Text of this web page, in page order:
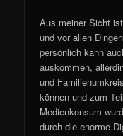
Aus meiner Sicht
und vor allen
persönlich kann
auskommen,
und
können und zum
Medienkonsum
durch die enorme